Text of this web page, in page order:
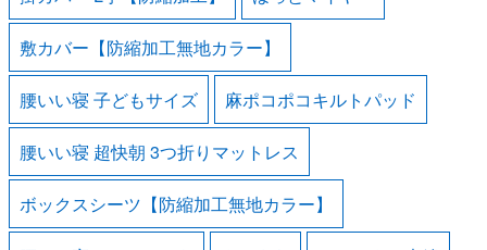
敷カバー【防縮加工無地カラー】
腰いい寝 子どもサイズ 麻ポコポコキルトパッド
腰いい寝 超快朝 3つ折りマットレス
ボックスシーツ【防縮加工無地カラー】